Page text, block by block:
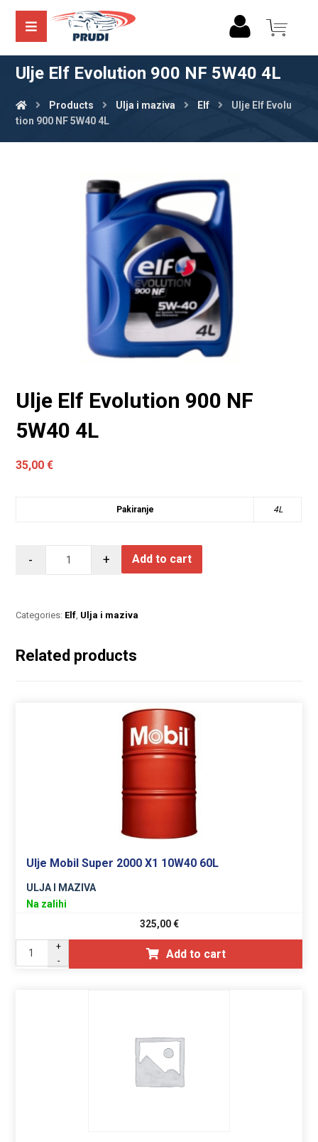
Ulje Elf Evolution 900 NF 5W40 4L
Products Ulja i maziva Elf
Ulje Elf Evolu
tion 900 NF 5W40 4L
Ulje Elf Evolution 900 NF
5W40 4L
35,00€
Pakiranje 4L
- + Add to cart
Categories: Elf Ulja i maziva
Related products
Ulje Mobil Super 2000 X1 10W40 60L
ULJA I MAZIVA
Na zalihi
325,00€
+
-
Add to cart